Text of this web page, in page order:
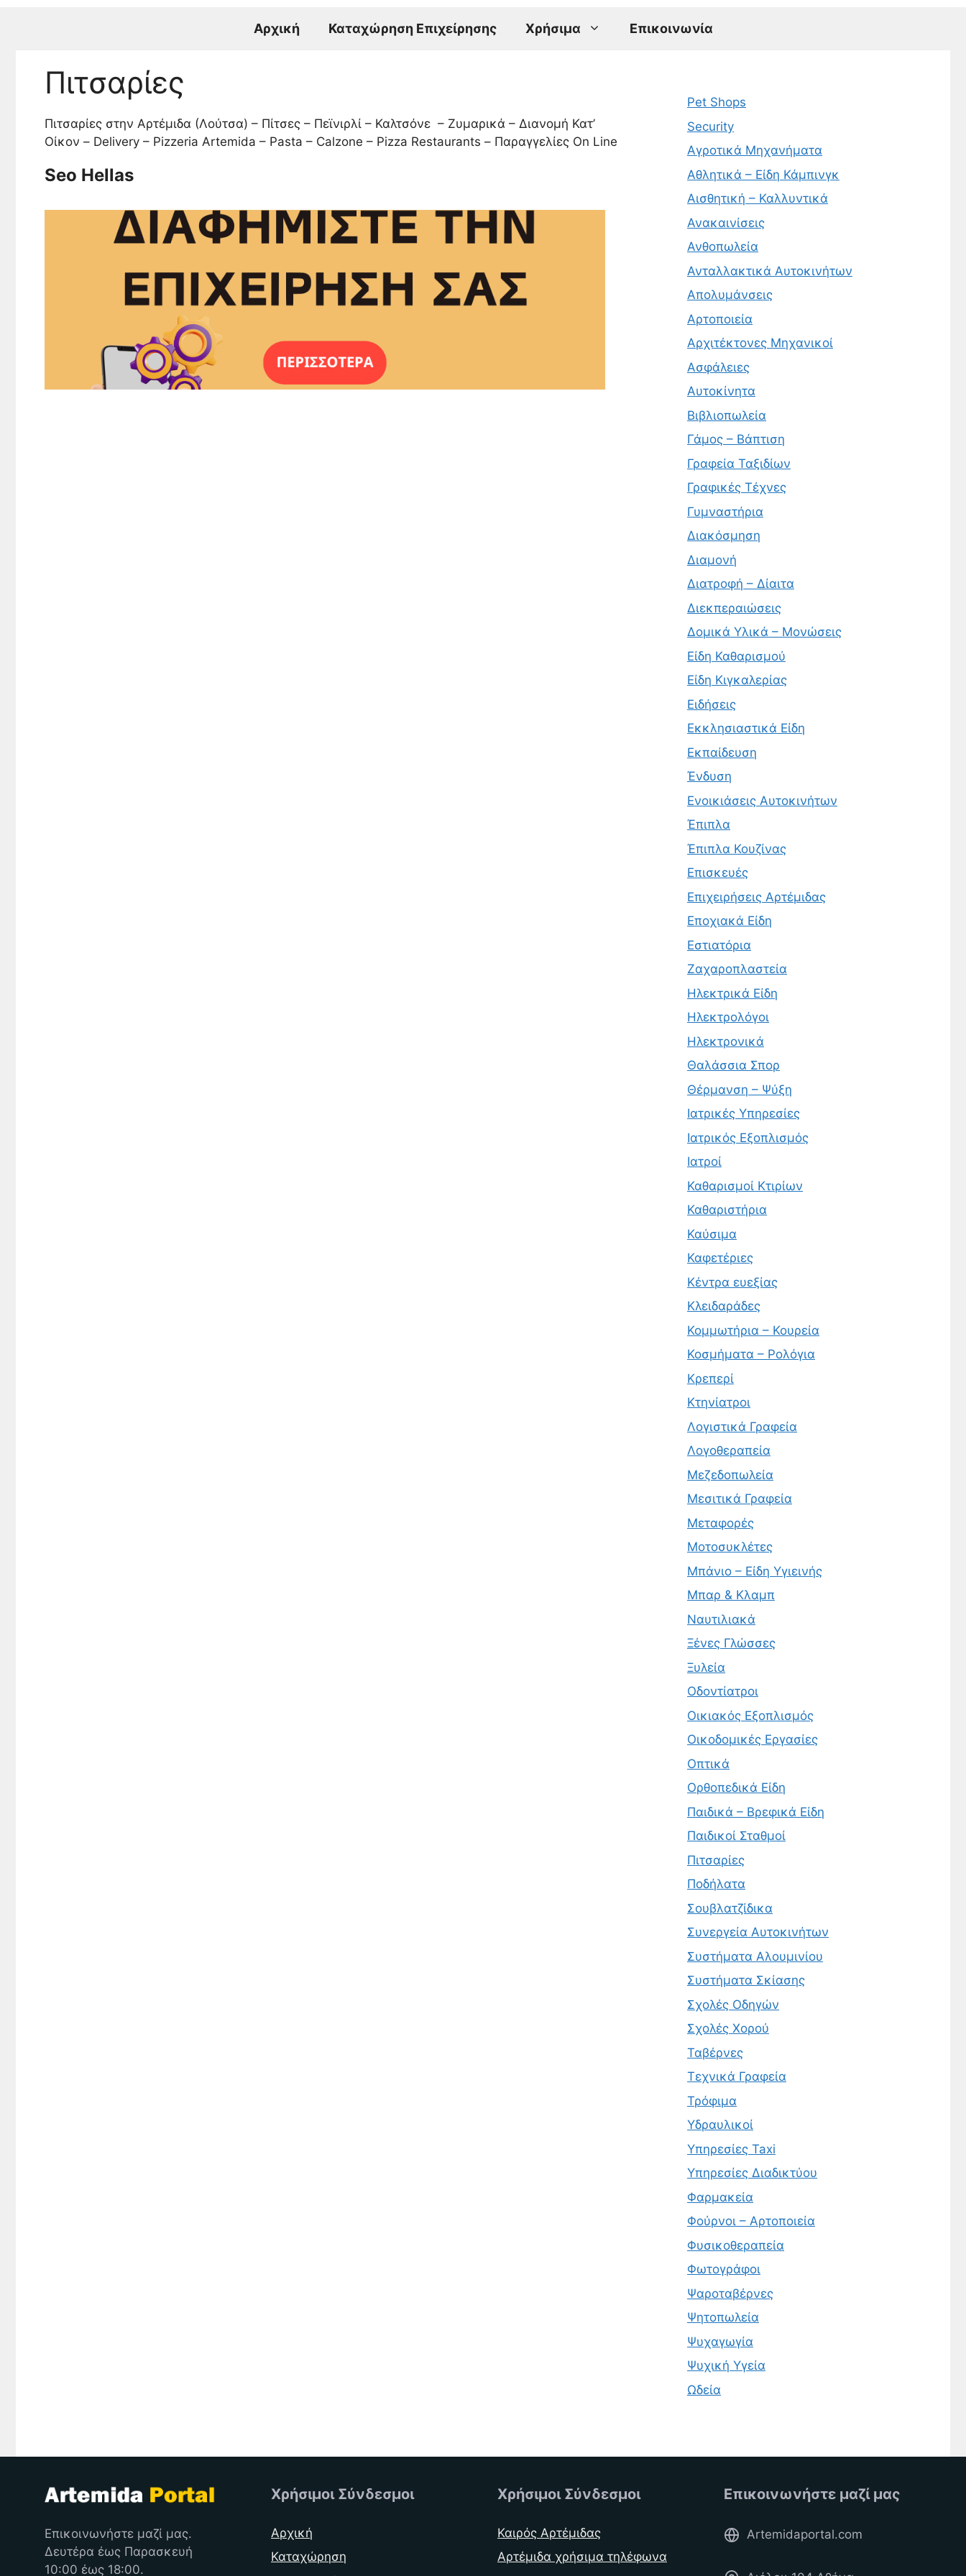
Αρχική Καταχώρηση Επιχείρησης Χρήσιμα Επικοινωνία
Πιτσαρίες
Πιτσαρίες στην Αρτέμιδα (Λούτσα) – Πίτσες – Πεϊνιρλί – Καλτσόνε – Ζυμαρικά – Διανομή Κατ’
Οίκον – Delivery – Pizzeria Artemida – Pasta – Calzone – Pizza Restaurants – Παραγγελίες On Line
Seo Hellas
Pet Shops
Security
Αγροτικά Μηχανήματα
Αθλητικά – Είδη Κάμπινγκ
Αισθητική – Καλλυντικά
Ανακαινίσεις
Ανθοπωλεία
Ανταλλακτικά Αυτοκινήτων
Απολυμάνσεις
Αρτοποιεία
Αρχιτέκτονες Μηχανικοί
Ασφάλειες
Αυτοκίνητα
Βιβλιοπωλεία
Γάμος – Βάπτιση
Γραφεία Ταξιδίων
Γραφικές Τέχνες
Γυμναστήρια
Διακόσμηση
Διαμονή
Διατροφή – Δίαιτα
Διεκπεραιώσεις
Δομικά Υλικά – Μονώσεις
Είδη Καθαρισμού
Είδη Κιγκαλερίας
Ειδήσεις
Εκκλησιαστικά Είδη
Εκπαίδευση
Ένδυση
Ενοικιάσεις Αυτοκινήτων
Έπιπλα
Έπιπλα Κουζίνας
Επισκευές
Επιχειρήσεις Αρτέμιδας
Εποχιακά Είδη
Εστιατόρια
Ζαχαροπλαστεία
Ηλεκτρικά Είδη
Ηλεκτρολόγοι
Ηλεκτρονικά
Θαλάσσια Σπορ
Θέρμανση – Ψύξη
Ιατρικές Υπηρεσίες
Ιατρικός Εξοπλισμός
Ιατροί
Καθαρισμοί Κτιρίων
Καθαριστήρια
Καύσιμα
Καφετέριες
Κέντρα ευεξίας
Κλειδαράδες
Κομμωτήρια – Κουρεία
Κοσμήματα – Ρολόγια
Κρεπερί
Κτηνίατροι
Λογιστικά Γραφεία
Λογοθεραπεία
Μεζεδοπωλεία
Μεσιτικά Γραφεία
Μεταφορές
Μοτοσυκλέτες
Μπάνιο – Είδη Υγιεινής
Μπαρ & Κλαμπ
Ναυτιλιακά
Ξένες Γλώσσες
Ξυλεία
Οδοντίατροι
Οικιακός Εξοπλισμός
Οικοδομικές Εργασίες
Οπτικά
Ορθοπεδικά Είδη
Παιδικά – Βρεφικά Είδη
Παιδικοί Σταθμοί
Πιτσαρίες
Ποδήλατα
Σουβλατζίδικα
Συνεργεία Αυτοκινήτων
Συστήματα Αλουμινίου
Συστήματα Σκίασης
Σχολές Οδηγών
Σχολές Χορού
Ταβέρνες
Τεχνικά Γραφεία
Τρόφιμα
Υδραυλικοί
Υπηρεσίες Taxi
Υπηρεσίες Διαδικτύου
Φαρμακεία
Φούρνοι – Αρτοποιεία
Φυσικοθεραπεία
Φωτογράφοι
Ψαροταβέρνες
Ψητοπωλεία
Ψυχαγωγία
Ψυχική Υγεία
Ωδεία
Επικοινωνήστε μαζί μας.
Δευτέρα έως Παρασκευή
10:00 έως 18:00.
Χρήσιμοι Σύνδεσμοι
Αρχική
Καταχώρηση
Χρήσιμοι Σύνδεσμοι
Καιρός Αρτέμιδας
Αρτέμιδα χρήσιμα τηλέφωνα
Επικοινωνήστε μαζί μας
Artemidaportal.com